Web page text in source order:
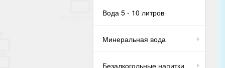
Вода 5 - 10 литров
Минеральная вода
Безалкогольные напитки